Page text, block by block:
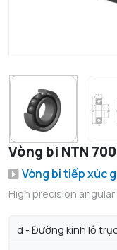
Vòng bi NTN
Vòng bi tiếp xúc
High precision
d - Đường kính lỗ